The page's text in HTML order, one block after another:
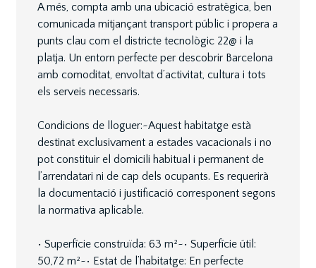
A més, compta amb una ubicació estratègica, ben
comunicada mitjançant transport públic i propera a
punts clau com el districte tecnològic 22@ i la
platja. Un entorn perfecte per descobrir Barcelona
amb comoditat, envoltat d’activitat, cultura i tots
els serveis necessaris.
Condicions de lloguer:~Aquest habitatge està
destinat exclusivament a estades vacacionals i no
pot constituir el domicili habitual i permanent de
l’arrendatari ni de cap dels ocupants. Es requerirà
la documentació i justificació corresponent segons
la normativa aplicable.
• Superfície construïda: 63 m²~• Superfície útil:
50,72 m²~• Estat de l’habitatge: En perfecte